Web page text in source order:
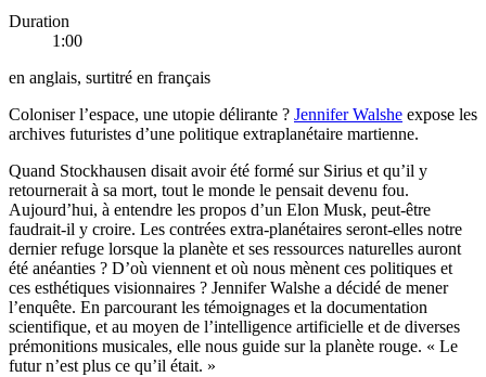
Duration
1:00
en anglais, surtitré en français
Coloniser l’espace, une utopie délirante ? Jennifer Walshe expose les
archives futuristes d’une politique extraplanétaire martienne.
Quand Stockhausen disait avoir été formé sur Sirius et qu’il y
retournerait à sa mort, tout le monde le pensait devenu fou.
Aujourd’hui, à entendre les propos d’un Elon Musk, peut-être
faudrait-il y croire. Les contrées extra-planétaires seront-elles notre
dernier refuge lorsque la planète et ses ressources naturelles auront
été anéanties ? D’où viennent et où nous mènent ces politiques et
ces esthétiques visionnaires ? Jennifer Walshe a décidé de mener
l’enquête. En parcourant les témoignages et la documentation
scientifique, et au moyen de l’intelligence artificielle et de diverses
prémonitions musicales, elle nous guide sur la planète rouge. « Le
futur n’est plus ce qu’il était. »